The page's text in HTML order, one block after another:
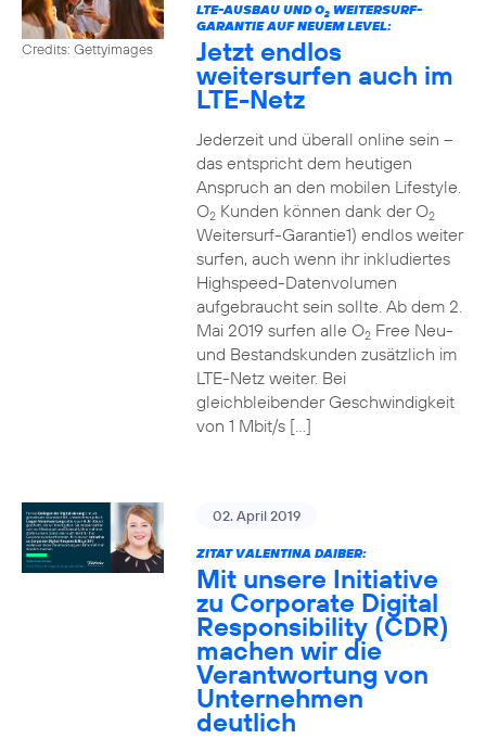
Credits: Gettyimages
LTE-AUSBAU UND O2WEITERSURF-
GARANTIE AUF NEUEM LEVEL:
Jetzt endlos
weitersurfen auch im
LTE-Netz
Jederzeit und überall online sein –
das entspricht dem heutigen
Anspruch an den mobilen Lifestyle.
O2Kunden können dank der O2
Weitersurf-Garantie1) endlos weiter
surfen, auch wenn ihr inkludiertes
Highspeed-Datenvolumen
aufgebraucht sein sollte. Ab dem 2.
Mai 2019 surfen alle O2Free Neu-
und Bestandskunden zusätzlich im
LTE-Netz weiter. Bei
gleichbleibender Geschwindigkeit
von 1 Mbit/s […]
02. April 2019
ZITAT VALENTINA DAIBER:
Mit unsere Initiative
zu Corporate Digital
Responsibility (CDR)
machen wir die
Verantwortung von
Unternehmen
deutlich